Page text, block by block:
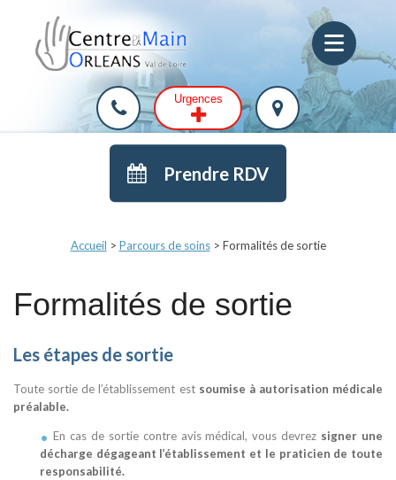
Urgences
Prendre RDV
Accueil > Parcours de soins> Formalités de sortie
Formalités de sortie
Les étapes de sortie
Toute sortie de l’établissement est soumise à autorisation médicale
préalable.
En cas de sortie contre avis médical, vous devrez signer une
décharge dégageant l’établissement et le praticien de toute
responsabilité.